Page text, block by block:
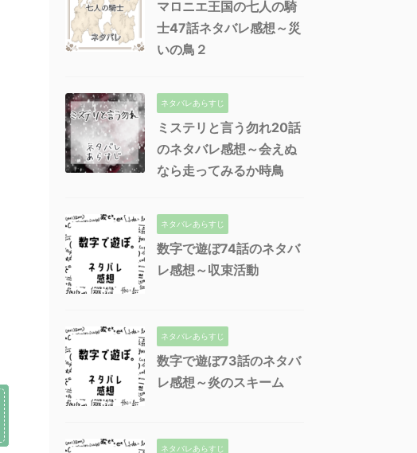
マロニエ王国の七人の騎
士47話ネタバレ感想～災
いの鳥２
ネタバレあらすじ
ミステリと言う勿れ20話
のネタバレ感想～会えぬ
なら走ってみるか時鳥
ネタバレあらすじ
数字で遊ぼ74話のネタバ
レ感想～収束活動
ネタバレあらすじ
数字で遊ぼ73話のネタバ
レ感想～炎のスキーム
ネタバレあらすじ